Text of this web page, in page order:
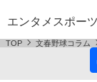
エンタメ スポーツ
TOP 文春野球コラム